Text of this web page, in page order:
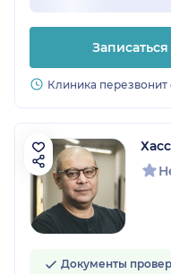
Клиника перезвонит
Документы